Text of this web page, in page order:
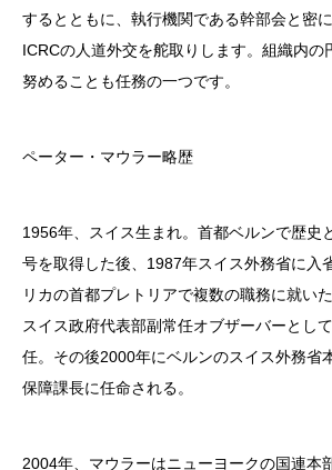
するとともに、執行機関である幹部会と密
ICRCの人道外交を舵取りします。組織内の
努めることも任務の一つです。
ペーター・マウラー略歴
1956年、スイス生まれ。首都ベルンで歴史
号を取得した後、1987年スイス外務省に入
リカの首都プレトリアで複数の職務に就い
スイス政府代表部副常任オブザーバーとし
任。その後2000年にベルンのスイス外務省
保障課長に任命される。
2004年、マウラーはニューヨークの国連本